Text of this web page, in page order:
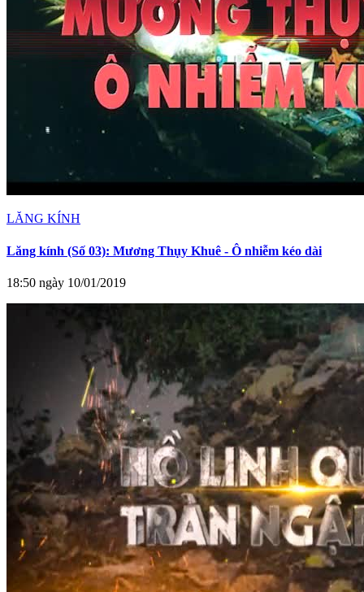
LĂNG KÍNH
Lăng kính (Số 03): Mương Thụy Khuê - Ô nhiễm kéo dài
18:50 ngày 10/01/2019